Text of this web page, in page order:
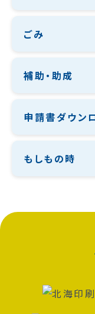
ごみ
補助・助成
申請書ダウン
もしもの時